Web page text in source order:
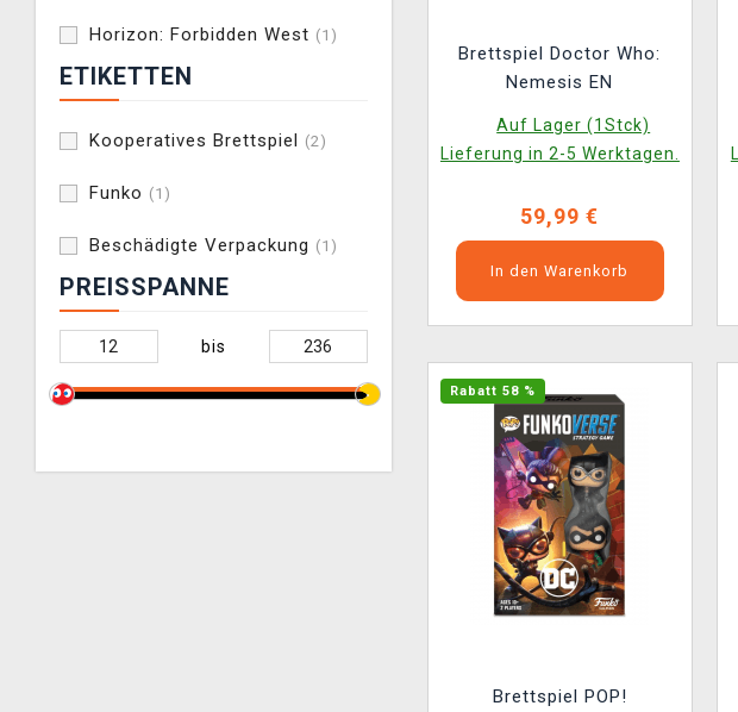
Horizon: Forbidden West (1)
ETIKETTEN
Kooperatives Brettspiel (2)
Funko (1)
Beschädigte Verpackung (1)
PREISSPANNE
bis
Brettspiel Doctor Who:
Nemesis EN
Auf Lager (1Stck)
Lieferung in 2-5 Werktagen.
59,99 €
In den Warenkorb
Rabatt 58 %
Brettspiel POP!